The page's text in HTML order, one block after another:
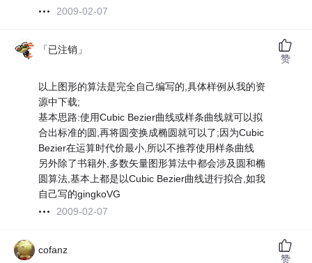
2009-02-07
「已注销」
以上图形的算法是完全自己编写的,具体样例从我的资
源中下载;
基本思路:使用Cubic Bezier曲线或样条曲线就可以拟
合出标准的圆,再将圆变换成椭圆就可以了;因为Cubic
Bezier在运算时代价最小,所以不推荐使用样条曲线
另外除了书籍外,多数矢量图形算法中都会涉及圆和椭
圆算法,基本上都是以Cubic Bezier曲线进行拟合,如我
自己写的gingkoVG
2009-02-07
赞
cofanz
赞